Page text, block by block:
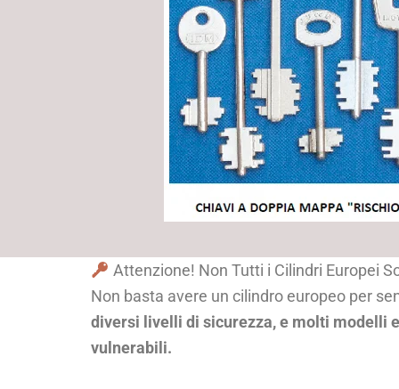
Attenzione! Non Tutti i Cilindri Europei
Non basta avere un cilindro europeo per
diversi livelli di sicurezza, e molti modelli
vulnerabili.